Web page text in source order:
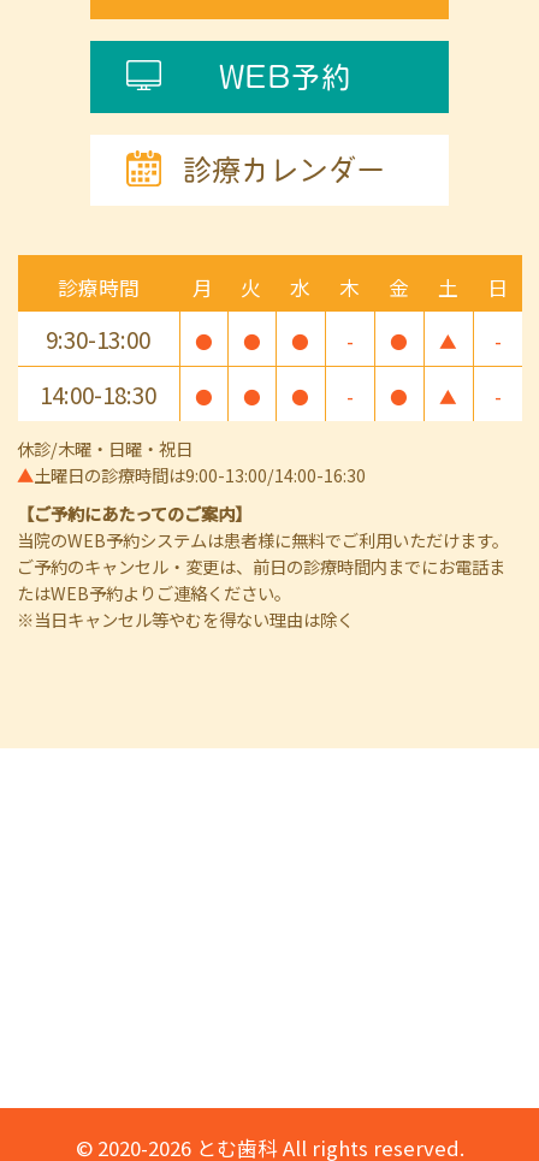
WEB予約
診療カレンダー
診療時間 月 火 水 木 金 土 日
9:30-13:00 ● ● ● - ● ▲ -
14:00-18:30 ● ● ● - ● ▲ -
休診/木曜・日曜・祝日
▲土曜日の診療時間は9:00-13:00/14:00-16:30
【ご予約にあたってのご案内】
当院のWEB予約システムは患者様に無料でご利用いただけます。
ご予約のキャンセル・変更は、前日の診療時間内までにお電話ま
たはWEB予約よりご連絡ください。
※当日キャンセル等やむを得ない理由は除く
© 2020-2026 とむ歯科 All rights reserved.